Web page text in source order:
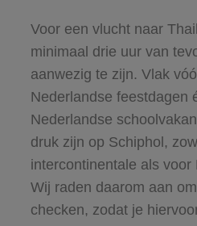
Voor een vlucht naar
minimaal drie uur van
aanwezig te zijn. Vlak
Nederlandse feestdagen
Nederlandse
druk zijn op Schiphol,
intercontinentale als voor
Wij raden daarom aan
checken, zodat je